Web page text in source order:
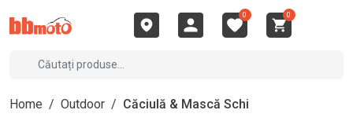
0 0
Home / Outdoor / Căciulă & Mască Schi